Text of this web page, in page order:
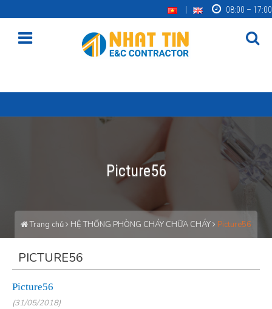
08:00 – 17:00
Picture56
Trang chủ HỆ THỐNG PHÒNG CHÁY CHỮA CHÁY Picture56
PICTURE56
Picture56
(31/05/2018)